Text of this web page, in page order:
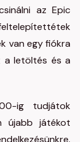
az Epic
van egy fiókra
a letöltés és a
ig tudjátok
újabb játékot